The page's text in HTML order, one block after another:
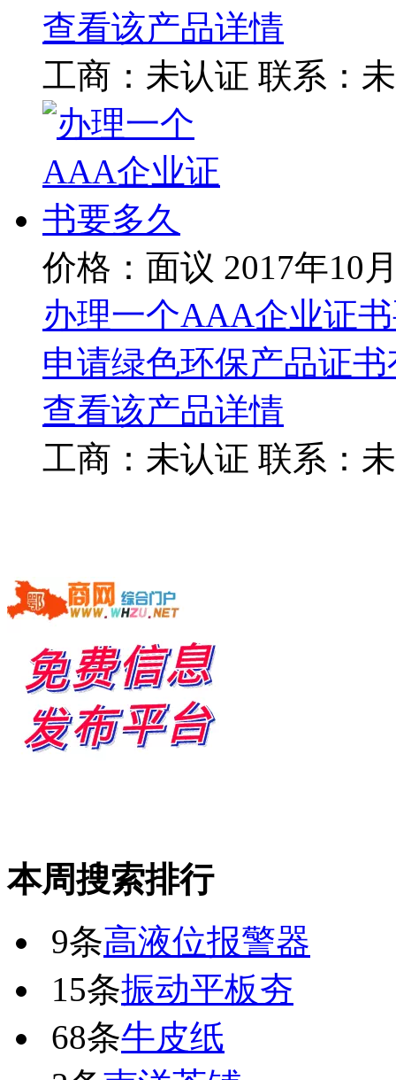
查看该产品详情
工商： 未认证 联系：
价格：面议 2017年10
办理一个AAA企业证
申请绿色环保产品证
查看该产品详情
工商： 未认证 联系：
本周搜索排行
9条高液位报警器
15条振动平板夯
68条牛皮纸